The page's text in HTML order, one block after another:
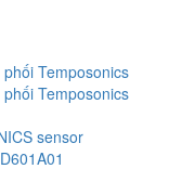
Temposonics
Temposonics
sensor